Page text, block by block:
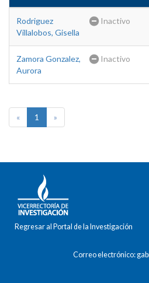
Rodriguez
Villalobos, Gisella
Inactivo
Zamora Gonzalez,
Aurora
Inactivo
« 1 »
Regresar al Portal de la Investigación
Correo electrónico: